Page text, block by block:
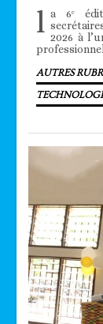
l a 6ᵉ
2026 à
AUTRES